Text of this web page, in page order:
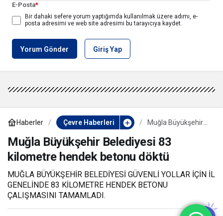
E-Posta*
Bir dahaki sefere yorum yaptığımda kullanılmak üzere adımı, e-
posta adresimi ve web site adresimi bu tarayıcıya kaydet.
Yorum Gönder Giriş Yap
Haberler Çevre Haberleri
Muğla Büyükşehir
kilometre hendek
betonu döktü
Muğla Büyükşehir Belediyesi 83
kilometre hendek betonu döktü
MUĞLA BÜYÜKŞEHİR BELEDİYESİ GÜVENLİ YOLLAR İÇİN İL
GENELİNDE 83 KİLOMETRE HENDEK BETONU
ÇALIŞMASINI TAMAMLADI.